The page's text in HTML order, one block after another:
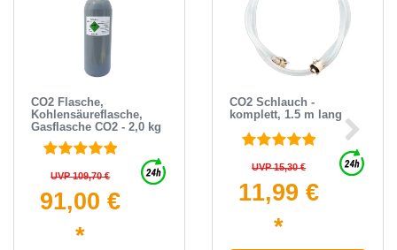
CO2 Flasche,
Kohlensäureflasche,
Gasflasche CO2 - 2,0 kg
UVP 109,70 €
91,00 €
*
CO2 Schlauch -
komplett, 1.5 m lang
UVP 15,30 €
11,99 €
*